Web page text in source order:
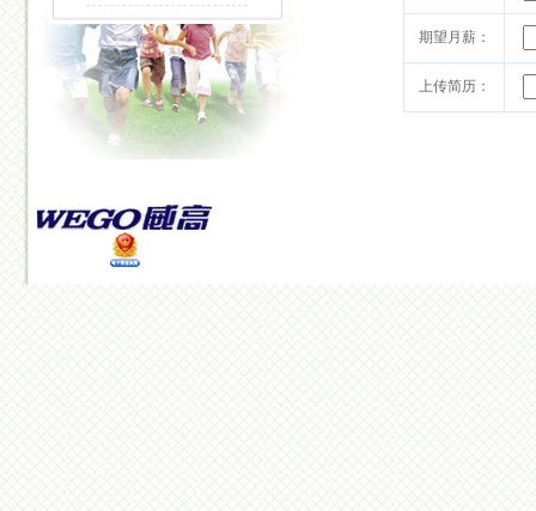
期望月薪：
上传简历：